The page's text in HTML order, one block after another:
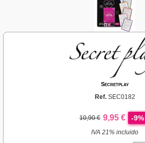
Secretplay
Ref. SEC0182
10,90 € 9,95 € -9%
IVA 21% incluido